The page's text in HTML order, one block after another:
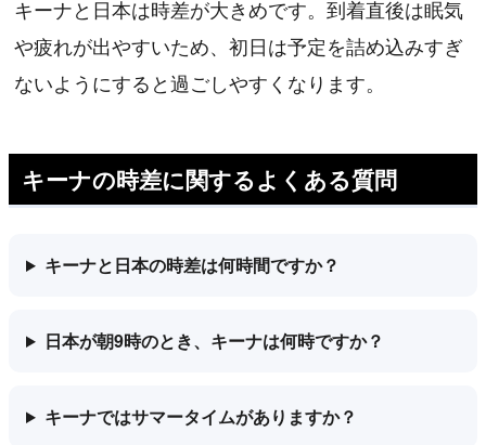
キーナと日本は時差が大きめです。到着直後は眠気
や疲れが出やすいため、初日は予定を詰め込みすぎ
ないようにすると過ごしやすくなります。
キーナの時差に関するよくある質問
キーナと日本の時差は何時間ですか？
日本が朝9時のとき、キーナは何時ですか？
キーナではサマータイムがありますか？